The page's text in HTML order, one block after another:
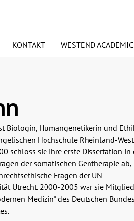
Essen & Trinken
Judaica/Jüdisches
Preisaktion
Weihnachtspakete
BLOGGER
KONTAKT WESTEND
Biologin, Humangenetikerin und
Hochschule Rheinland-
schloss sie ihre erste Dissertation in
der somatischen Gentherapie
Fragen der UN-
Utrecht. 2000-2005 war sie
Medizin" des Deutschen